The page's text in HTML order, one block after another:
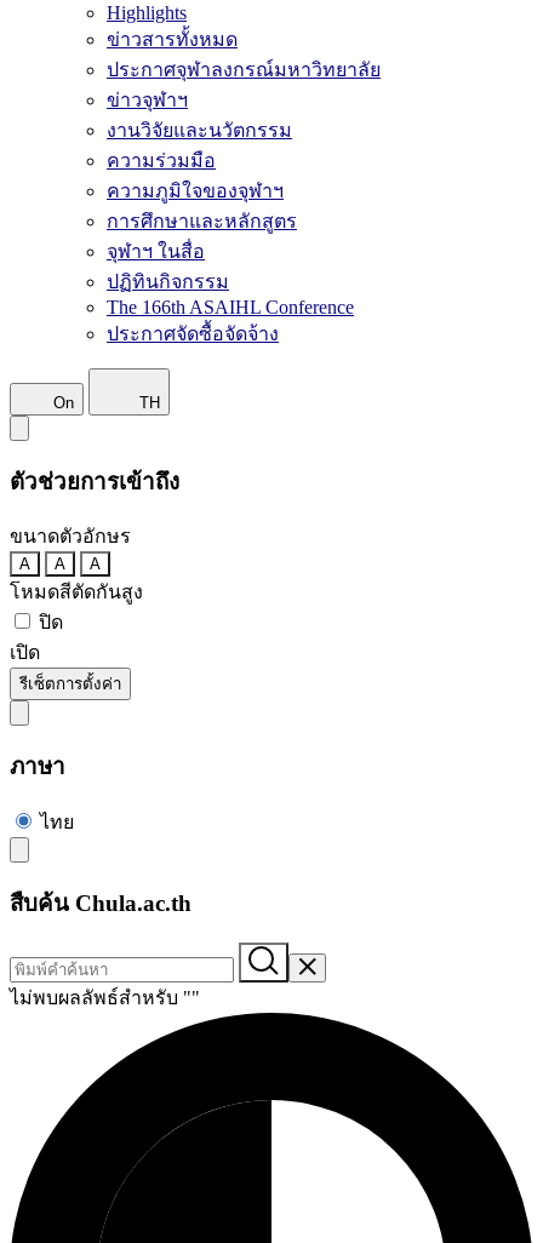
Highlights
ข่าวสารทั้งหมด
ประกาศจุฬาลงกรณ์มหาวิทยาลัย
ข่าวจุฬาฯ
งานวิจัยและนวัตกรรม
ความร่วมมือ
ความภูมิใจของจุฬาฯ
การศึกษาและหลักสูตร
จุฬาฯ ในสื่อ
ปฏิทินกิจกรรม
The 166th ASAIHL Conference
ประกาศจัดซื้อจัดจ้าง
On TH
ตัวช่วยการเข้าถึง
ขนาดตัวอักษร
A A A
โหมดสีตัดกันสูง
ปิด
เปิด
รีเซ็ตการตั้งค่า
ภาษา
ไทย
สืบค้น Chula.ac.th
ไม่พบผลลัพธ์สำหรับ ""